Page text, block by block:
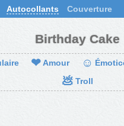
Autocollants Couverture
Birthday Cake
❤ Amour ☺
💩 Troll